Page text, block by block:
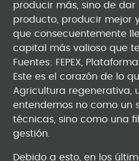
producir más, sino de dar
producto, producir mejor
que consecuentemente
capital más valioso que
Fuentes: FEPEX,
Este es el corazón de lo
Agricultura regenerativa,
entendemos no como un
técnicas, sino como una
gestión.
Debido a esto, en los